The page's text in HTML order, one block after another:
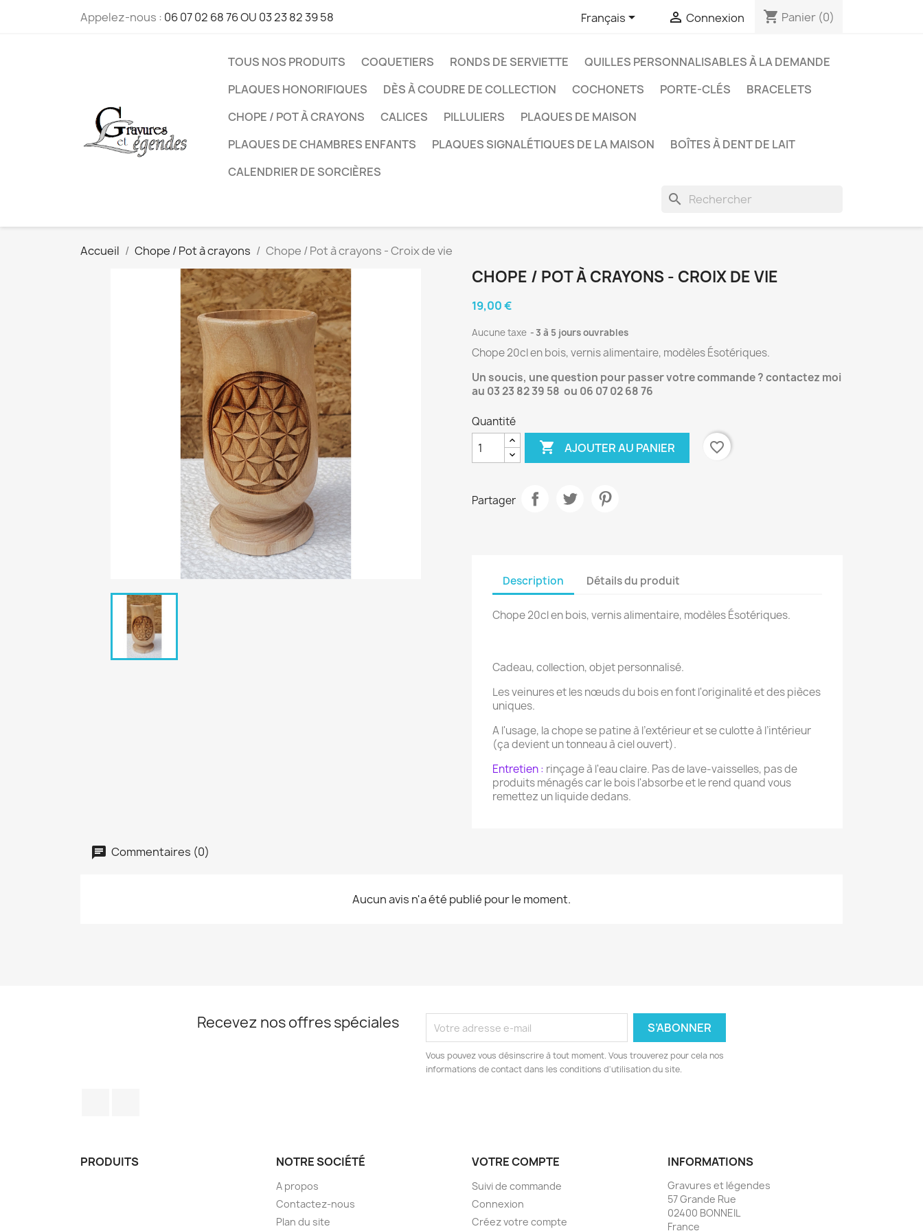
Appelez-nous : 06 07 02 68 76 OU 03 23 82 39 58 Français  Connexion shopping_cart Panier (0)
TOUS NOS PRODUITS COQUETIERS RONDS DE SERVIETTE
QUILLES PERSONNALISABLES À LA DEMANDE
PLAQUES HONORIFIQUES
DÈS À COUDRE DE COLLECTION COCHONETS PORTE-CLÉS
BRACELETS
CHOPE / POT À CRAYONS
CALICES PILLULIERS
PLAQUES DE MAISON
PLAQUES DE CHAMBRES ENFANTS
PLAQUES SIGNALÉTIQUES DE LA MAISON
BOÎTES À DENT DE LAIT
CALENDRIER DE SORCIÈRES
search
Accueil Chope / Pot à crayons Chope / Pot à crayons - Croix de vie
CHOPE / POT À CRAYONS - CROIX DE VIE
19,00 €
Aucune taxe 3 à 5 jours ouvrables
Chope 20cl en bois, vernis alimentaire, modèles Ésotériques.
Un soucis, une question pour passer votre commande ? contactez moi
au 03 23 82 39 58 ou 06 07 02 68 76
Quantité
 AJOUTER AU PANIER favorite_border
Partager
Description Détails du produit
Chope 20cl en bois, vernis alimentaire, modèles Ésotériques.
Cadeau, collection, objet personnalisé.
Les veinures et les nœuds du bois en font l'originalité et des pièces
uniques.
A l'usage, la chope se patine à l’extérieur et se culotte à l’intérieur
(ça devient un tonneau à ciel ouvert).
Entretien : rinçage à l'eau claire. Pas de lave-vaisselles, pas de
produits ménagés car le bois l'absorbe et le rend quand vous
remettez un liquide dedans.
Commentaires (0)
Aucun avis n'a été publié pour le moment.
Recevez nos offres spéciales
Vous pouvez vous désinscrire à tout moment. Vous trouverez pour cela nos
informations de contact dans les conditions d'utilisation du site.
PRODUITS NOTRE SOCIÉTÉ
A propos
Contactez-nous
Plan du site
VOTRE COMPTE
Suivi de commande
Connexion
Créez votre compte
INFORMATIONS
Gravures et légendes
57 Grande Rue
02400 BONNEIL
France